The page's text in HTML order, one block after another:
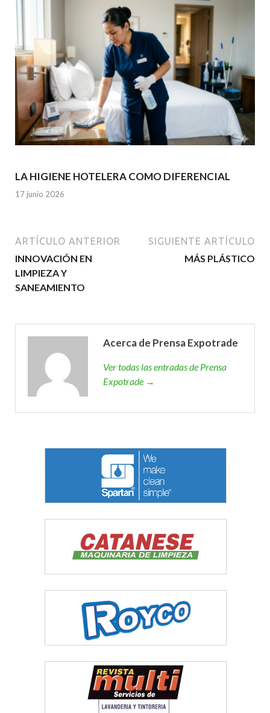
LA HIGIENE HOTELERA COMO DIFERENCIAL
17 junio 2026
ARTÍCULO ANTERIOR
INNOVACIÓN EN
LIMPIEZA Y
SANEAMIENTO
SIGUIENTE ARTÍCULO
MÁS PLÁSTICO
Acerca de Prensa Expotrade
Ver todas las entradas de Prensa
Expotrade →